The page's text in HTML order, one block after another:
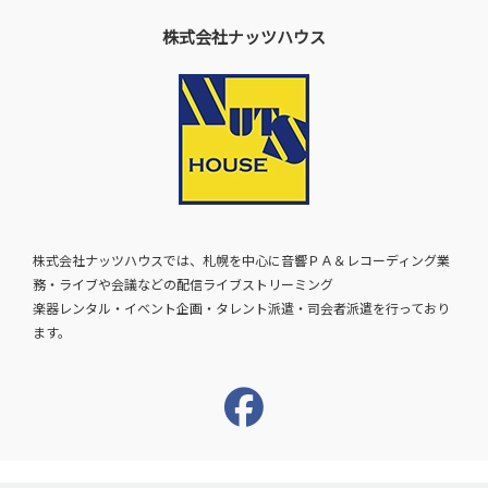
株式会社ナッツハウス
株式会社ナッツハウスでは、札幌を中心に音響ＰＡ＆レコーディング業
務・ライブや会議などの配信ライブストリーミング
楽器レンタル・イベント企画・タレント派遣・司会者派遣を行っており
ます。